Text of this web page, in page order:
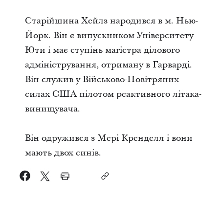
Старійшина Хейлз народився в м. Нью-
Йорк. Він є випускником Університету
Юти і має ступінь магістра ділового
адміністрування, отриману в Гарварді.
Він служив у Військово-Повітряних
силах США пілотом реактивного літака-
винищувача.
Він одружився з Мері Кренделл і вони
мають двох синів.